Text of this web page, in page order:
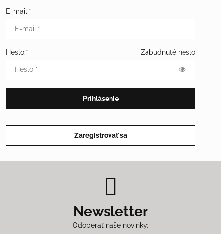
E-mail:*
Zabudnuté heslo
Heslo:*
Prihlásenie
Zaregistrovať sa
Newsletter
Odoberať naše novinky: